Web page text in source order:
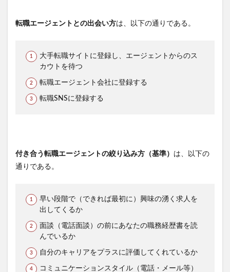
転職エージェントとの出会い方は、以下の通りである。
大手転職サイトに登録し、エージェントからのス
カウトを待つ
転職エージェント会社に登録する
転職SNSに登録する
付き合う転職エージェントの絞り込み方（基準） は、以下の
通りである。
早い段階で（できれば最初に）興味の湧く求人を
出してくるか
面談（電話面談）の前にあなたの職務経歴書を読
んでいるか
自分のキャリアをプラスに評価してくれているか
コミュニケーションスタイル（電話・メール等）